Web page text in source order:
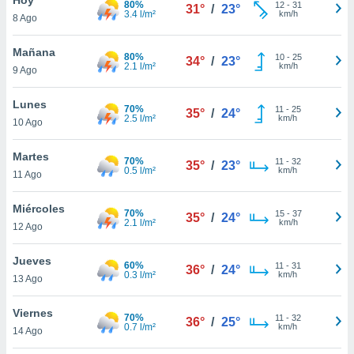
en
más
nuestra
de
cookies
aceptar
8 Ago
80%
3.4 l/m²
31° / 23° 12- 31
km/h
Mañana
9 Ago
80%
2.1 l/m²
34° / 23° 10- 25
km/h
Lunes
10 Ago
70%
2.5 l/m²
35° / 24° 11 - 25
km/h
Martes
11 Ago
70%
0.5 l/m²
35° / 23° 11 - 32
km/h
Miércoles
12 Ago
70%
2.1 l/m²
35° / 24° 15- 37
km/h
Jueves
13 Ago
60%
0.3 l/m²
36° / 24° 11 - 31
km/h
Viernes
14 Ago
70%
0.7 l/m²
36° / 25° 11 - 32
km/h